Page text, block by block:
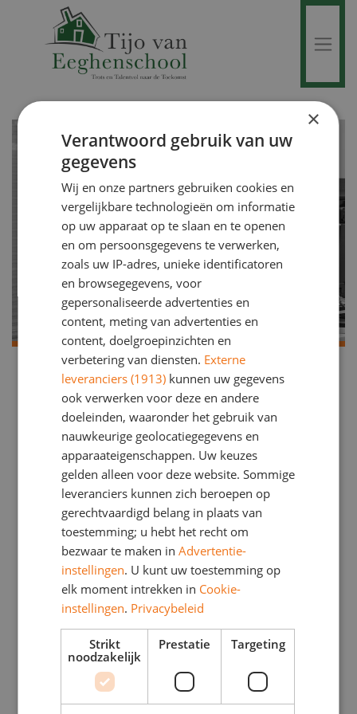
Judith Koch
Ik ben Judith Koch, ik woon in Haarlem met mijn man en
vier kinderen: drie jongens en een meisje.
Na een Pabo en Pedagogiek opleiding heb ik zelf jaren
met zeer veel plezier voor de klas gestaan in Amsterdam
en Kennemerland. Tussendoor heb ik een deeltijdstudie
Kunstgeschiedenis gedaan, omdat ik de combinatie
kinderen en kunst zo leuk vind. Ook heb ik een paar jaar
gewerkt bij een evenementenbureau in Haarlem.
Tussen 2014 en 2017 woonden wij in New York vanwege
het werk van mijn man. Daar heb ik een eigen bedrijf
opgericht dat zich bezighield met het organiseren van
kinderfeesten, sweet16's, etc. Creatief en over de top,
want daar houden ze in Amerika van.
×
Verantwoord gebruik van uw
gegevens
Wij en onze partners gebruiken cookies en
vergelijkbare technologieën om informatie
op uw apparaat op te slaan en te openen
en om persoonsgegevens te verwerken,
zoals uw IP-adres, unieke identificatoren
en browsegegevens, voor
gepersonaliseerde advertenties en
content, meting van advertenties en
content, doelgroepinzichten en
verbetering van diensten. Externe
leveranciers (1913) kunnen uw gegevens
ook verwerken voor deze en andere
doeleinden, waaronder het gebruik van
nauwkeurige geolocatiegegevens en
apparaateigenschappen. Uw keuzes
gelden alleen voor deze website. Sommige
leveranciers kunnen zich beroepen op
gerechtvaardigd belang in plaats van
toestemming; u hebt het recht om
bezwaar te maken inAdvertentie-
instellingen. U kunt uw toestemming op
elk moment intrekken in Cookie-
instellingen. Privacybeleid
Strikt
noodzakelijk
Prestatie Targeting